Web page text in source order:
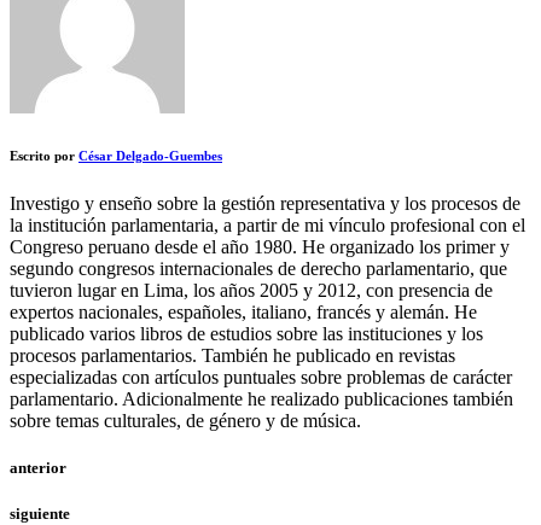
Escrito por César Delgado-Guembes
Investigo y enseño sobre la gestión representativa y los procesos de
la institución parlamentaria, a partir de mi vínculo profesional con el
Congreso peruano desde el año 1980. He organizado los primer y
segundo congresos internacionales de derecho parlamentario, que
tuvieron lugar en Lima, los años 2005 y 2012, con presencia de
expertos nacionales, españoles, italiano, francés y alemán. He
publicado varios libros de estudios sobre las instituciones y los
procesos parlamentarios. También he publicado en revistas
especializadas con artículos puntuales sobre problemas de carácter
parlamentario. Adicionalmente he realizado publicaciones también
sobre temas culturales, de género y de música.
anterior
siguiente